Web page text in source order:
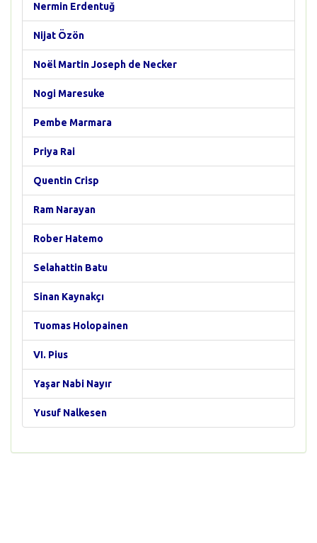
Nermin Erdentuğ
Nijat Özön
Noël Martin Joseph de Necker
Nogi Maresuke
Pembe Marmara
Priya Rai
Quentin Crisp
Ram Narayan
Rober Hatemo
Selahattin Batu
Sinan Kaynakçı
Tuomas Holopainen
VI. Pius
Yaşar Nabi Nayır
Yusuf Nalkesen